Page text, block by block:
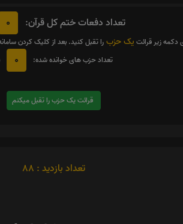
تعداد دفعات ختم کل قرآن: 0
دکمه زیر قرائت یک حزبرا تقبل کنید. بعد از کلیک کردن
تعداد حزب های خوانده شده:
0
قرائت یک حزب را تقبل میکنم
تعداد بازدید : 88